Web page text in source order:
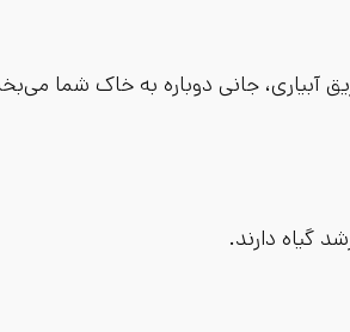
جانی دوباره به خاک شما
گیاه دارند.